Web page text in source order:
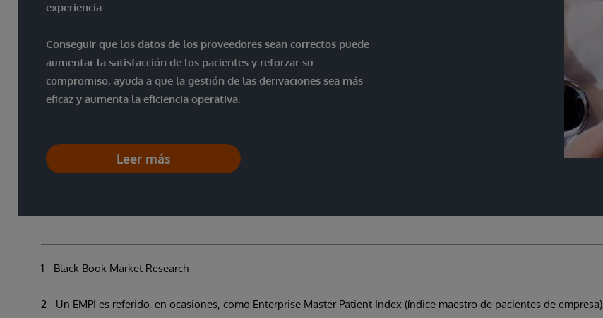
experiencia.
Conseguir que los datos de los proveedores sean correctos puede
aumentar la satisfacción de los pacientes y reforzar su
compromiso, ayuda a que la gestión de las derivaciones sea más
eficaz y aumenta la eficiencia operativa.
Leer más
1 - Black Book Market Research
2 - Un EMPI es referido, en ocasiones, como Enterprise Master Patient Index (índice maestro de pacientes de empresa)